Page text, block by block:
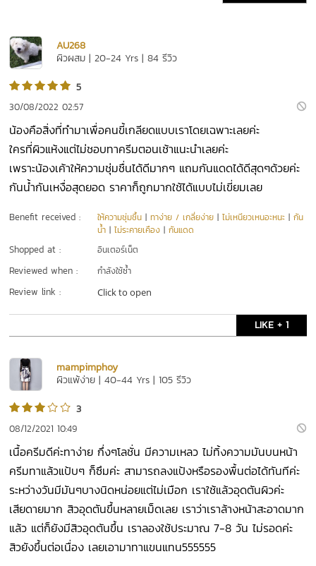
AU268
ผิวผสม | 20-24 Yrs | 84 รีวิว
5
30/08/2022 02:57
น้องคือสิ่งที่ทำมาเพื่อคนขี้เกลียดแบบเราโดยเฉพาะเลยค่ะ
ใครที่ผิวแห้งแต่ไม่ชอบทาครีมตอนเช้าแนะนำเลยค่ะ
เพราะน้องเค้าให้ความชุ่มชื่นได้ดีมากๆ แถมกันแดดได้ดีสุดๆด้วยค่ะ
กันน้ำกันเหงื่อสุดยอด ราคาก็ถูกมากใช้ได้แบบไม่เขี่ยมเลย
Benefit received : ให้ความชุ่มชื้น |ทาง่าย / เกลี่ยง่าย |ไม่เหนียวเหนอะหนะ |กัน
น้ำ |ไม่ระคายเคือง |กันแดด
Shopped at : อินเตอร์เน็ต
Reviewed when : กำลังใช้ซ้ำ
Review link : Click to open
LIKE + 1
mampimphoy
ผิวแพ้ง่าย | 40-44 Yrs | 105 รีวิว
3
08/12/2021 10:49
เนื้อครีมดีค่ะทาง่าย กึ่งๆโลชั่น มีความเหลว ไม่ทิ้งความมันบนหน้า
ครีมทาแล้วแป้บๆ ก็ซึมค่ะ สามารถลงแป้งหรือรองพื้นต่อได้ทันทีค่ะ
ระหว่างวันมีมันๆบางนิดหน่อยแต่ไม่เมือก เราใช้แล้วอุดตันผิวค่ะ
เสียดายมาก สิวอุดตันขึ้นหลายเม็ดเลย เราว่าเราล้างหน้าสะอาดมาก
แล้ว แต่ก็ยังมีสิวอุดตันขึ้น เราลองใช้ประมาณ 7-8 วัน ไม่รอดค่ะ
สิวยังขึ้นต่อเนื่อง เลยเอามาทาแขนแทน555555